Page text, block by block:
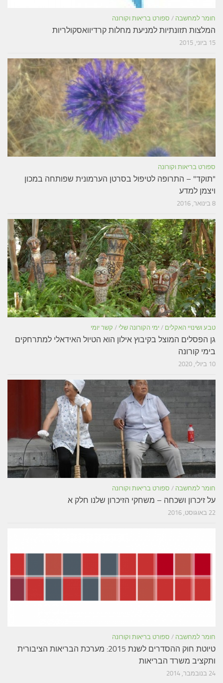
חומר למחשבה / ספורט בריאות וקורונה
המלצות תזונתיות למניעת מחלות קרדיוואסקולריות
15 ביוני, 2015
ספורט בריאות וקורונה
"תוקד" – התרופה לטיפול בסרטן הערמונית שפותחה במכון
ויצמן למדע
8 בינואר, 2016
טבע ושינויי האקלים / ימי הקורונה שלי / קשר יומי
גן הפסלים המוצל בקיבוץ אילון הוא הטיול האידאלי למתרחקים
בימי קורונה
10 ביולי, 2020
חומר למחשבה / ספורט בריאות וקורונה
על זיכרון ושכחה – משחקי הזיכרון שלנו חלק א
22 באוגוסט, 2016
חומר למחשבה / ספורט בריאות וקורונה
טיוטת חוק ההסדרים לשנת 2015: מערכת הבריאות הציבורית
ותקציב משרד הבריאות
24 בנובמבר, 2014